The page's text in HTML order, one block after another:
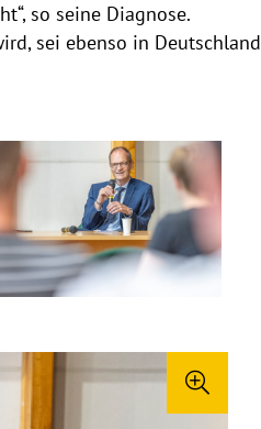
so seine Diagnose.
sei ebenso in Deutschland